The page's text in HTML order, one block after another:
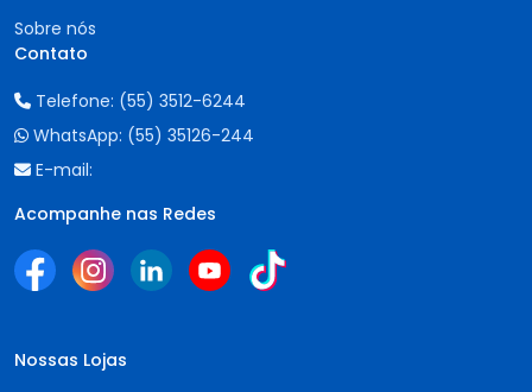
Sobre nós
Contato
Telefone: (55) 3512-6244
WhatsApp: (55) 35126-244
E-mail:
Acompanhe nas Redes
Nossas Lojas